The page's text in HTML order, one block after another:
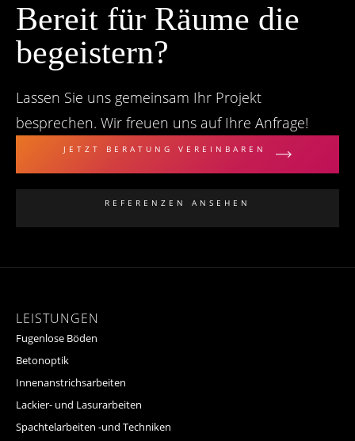
Bereit für Räume die
begeistern?
Lassen Sie uns gemeinsam Ihr Projekt
besprechen. Wir freuen uns auf Ihre Anfrage!
JETZT BERATUNG VEREINBAREN
REFERENZEN ANSEHEN
LEISTUNGEN
Fugenlose Böden
Betonoptik
Innenanstrichsarbeiten
Lackier- und Lasurarbeiten
Spachtelarbeiten -und Techniken